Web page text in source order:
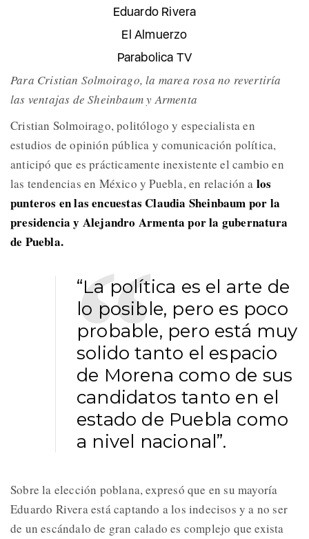
Eduardo Rivera
El Almuerzo
Parabolica TV
Para Cristian Solmoirago, la marea rosa no revertiría
las ventajas de Sheinbaum y Armenta
Cristian Solmoirago, politólogo y especialista en
estudios de opinión pública y comunicación política,
anticipó que es prácticamente inexistente el cambio en
las tendencias en México y Puebla, en relación a los
punteros en las encuestas Claudia Sheinbaum por la
presidencia y Alejandro Armenta por la gubernatura
de Puebla.
“La política es el arte de
lo posible, pero es poco
probable, pero está muy
solido tanto el espacio
de Morena como de sus
candidatos tanto en el
estado de Puebla como
a nivel nacional”.
Sobre la elección poblana, expresó que en su mayoría
Eduardo Rivera está captando a los indecisos y a no ser
de un escándalo de gran calado es complejo que exista